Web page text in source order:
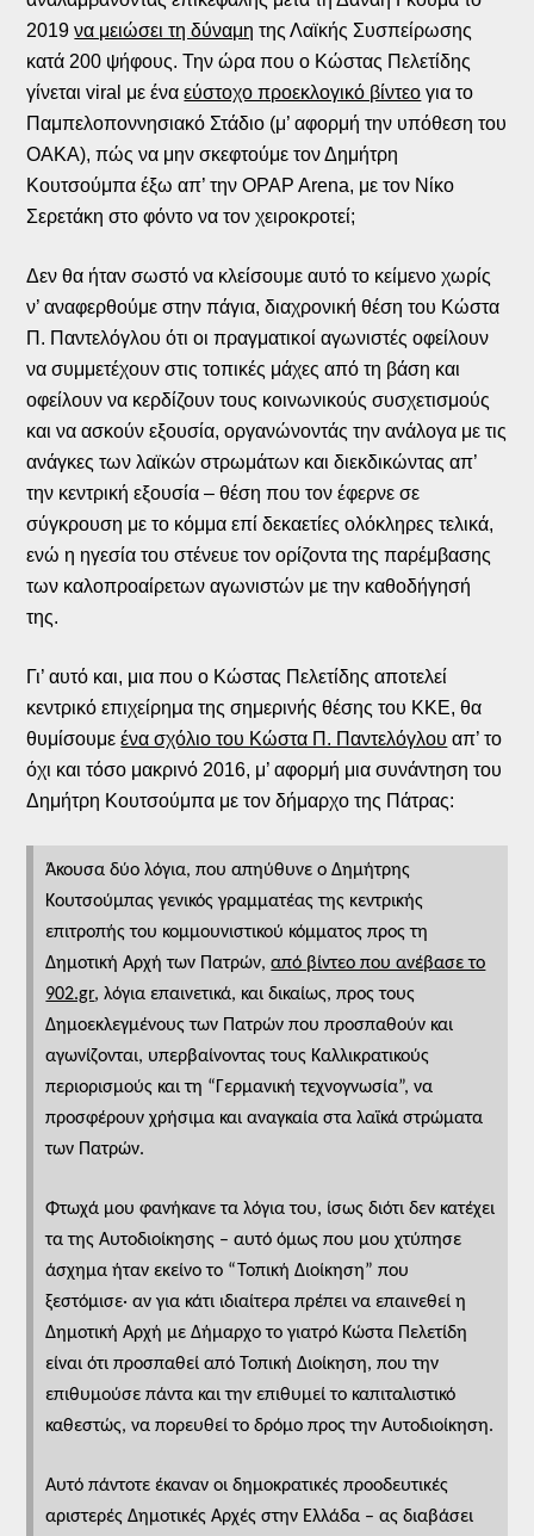
2019να μειώσει τη δύναμη της Λαϊκής Συσπείρωσης
κατά 200 ψήφους. Την ώρα που ο Κώστας Πελετίδης
γίνεται viral με έναεύστοχο προεκλογικό βίντεο για το
Παμπελοποννησιακό Στάδιο (μ’ αφορμή την υπόθεση του
ΟΑΚΑ), πώς να μην σκεφτούμε τον Δημήτρη
Κουτσούμπα έξω απ’ την OPAP Arena, με τον Νίκο
Σερετάκη στο φόντο να τον χειροκροτεί;
Δεν θα ήταν σωστό να κλείσουμε αυτό το κείμενο χωρίς
ν’ αναφερθούμε στην πάγια, διαχρονική θέση του Κώστα
Π. Παντελόγλου ότι οι πραγματικοί αγωνιστές οφείλουν
να συμμετέχουν στις τοπικές μάχες από τη βάση και
οφείλουν να κερδίζουν τους κοινωνικούς συσχετισμούς
και να ασκούν εξουσία, οργανώνοντάς την ανάλογα με τις
ανάγκες των λαϊκών στρωμάτων και διεκδικώντας απ’
την κεντρική εξουσία – θέση που τον έφερνε σε
σύγκρουση με το κόμμα επί δεκαετίες ολόκληρες τελικά,
ενώ η ηγεσία του στένευε τον ορίζοντα της παρέμβασης
των καλοπροαίρετων αγωνιστών με την καθοδήγησή
της.
Γι’ αυτό και, μια που ο Κώστας Πελετίδης αποτελεί
κεντρικό επιχείρημα της σημερινής θέσης του ΚΚΕ, θα
θυμίσουμεένα σχόλιο του Κώστα Π. Παντελόγλου απ’ το
όχι και τόσο μακρινό 2016, μ’ αφορμή μια συνάντηση του
Δημήτρη Κουτσούμπα με τον δήμαρχο της Πάτρας:
Άκουσα δύο λόγια, που απηύθυνε ο Δημήτρης
Κουτσούμπας γενικός γραμματέας της κεντρικής
επιτροπής του κομμουνιστικού κόμματος προς τη
Δημοτική Αρχή των Πατρών,από βίντεο που ανέβασε το
902.gr, λόγια επαινετικά, και δικαίως, προς τους
Δημοεκλεγμένους των Πατρών που προσπαθούν και
αγωνίζονται, υπερβαίνοντας τους Καλλικρατικούς
περιορισμούς και τη “Γερμανική τεχνογνωσία”, να
προσφέρουν χρήσιμα και αναγκαία στα λαϊκά στρώματα
των Πατρών.
Φτωχά μου φανήκανε τα λόγια του, ίσως διότι δεν κατέχει
τα της Αυτοδιοίκησης – αυτό όμως που μου χτύπησε
άσχημα ήταν εκείνο το “Τοπική Διοίκηση” που
ξεστόμισε· αν για κάτι ιδιαίτερα πρέπει να επαινεθεί η
Δημοτική Αρχή με Δήμαρχο το γιατρό Κώστα Πελετίδη
είναι ότι προσπαθεί από Τοπική Διοίκηση, που την
επιθυμούσε πάντα και την επιθυμεί το καπιταλιστικό
καθεστώς, να πορευθεί το δρόμο προς την Αυτοδιοίκηση.
Αυτό πάντοτε έκαναν οι δημοκρατικές προοδευτικές
αριστερές Δημοτικές Αρχές στην Ελλάδα – ας διαβάσει